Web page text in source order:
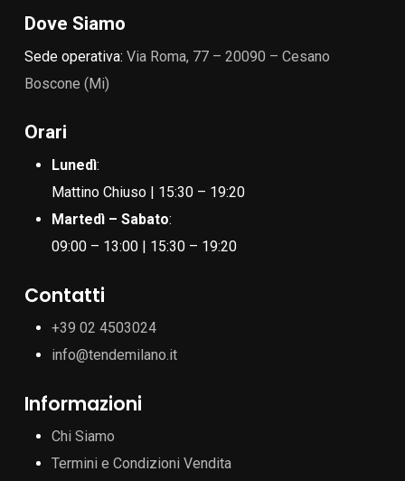
Dove Siamo
Sede operativa: Via Roma, 77 – 20090 – Cesano
Boscone (Mi)
Orari
Lunedì:
Mattino Chiuso | 15:30 – 19:20
Martedì – Sabato:
09:00 – 13:00 | 15:30 – 19:20
Contatti
+39 02 4503024
info@tendemilano.it
Informazioni
Chi Siamo
Termini e Condizioni Vendita